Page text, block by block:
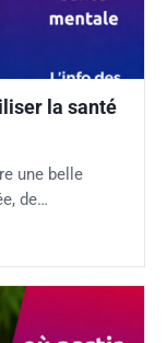
la santé
une belle
de…